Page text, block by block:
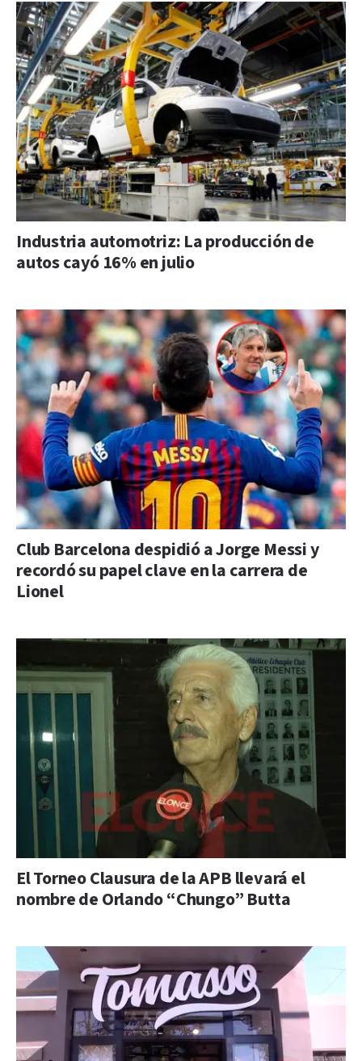
Industria automotriz: La producción de
autos cayó 16% en julio
Club Barcelona despidió a Jorge Messi y
recordó su papel clave en la carrera de
Lionel
El Torneo Clausura de la APB llevará el
nombre de Orlando “Chungo” Butta